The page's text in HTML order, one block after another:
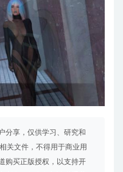
分享，仅供学习、研究和
关文件，不得用于商业用
购买正版授权，以支持开